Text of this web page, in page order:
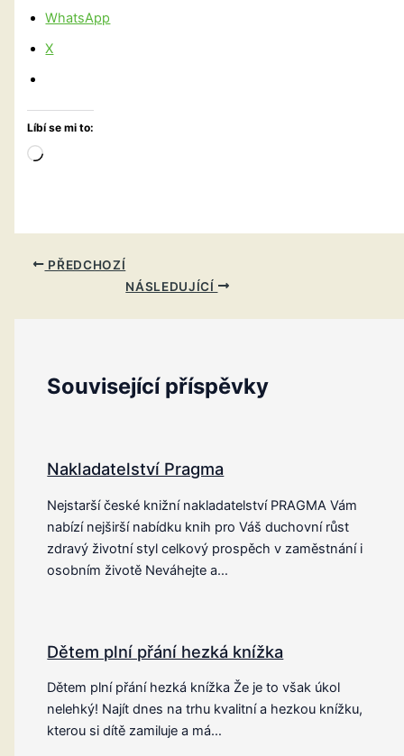
WhatsApp
X
Líbí se mi to:
Načítání…
PŘEDCHOZÍ
NÁSLEDUJÍCÍ
Související příspěvky
Nakladatelství Pragma
Nejstarší české knižní nakladatelství PRAGMA Vám
nabízí nejširší nabídku knih pro Váš duchovní růst
zdravý životní styl celkový prospěch v zaměstnání i
osobním životě Neváhejte a…
Dětem plní přání hezká knížka
Dětem plní přání hezká knížka Že je to však úkol
nelehký! Najít dnes na trhu kvalitní a hezkou knížku,
kterou si dítě zamiluje a má…